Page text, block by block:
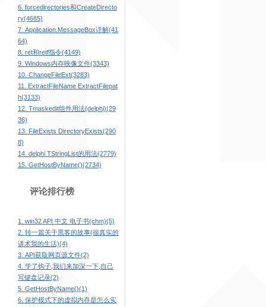
6. forcedirectories和CreateDirecto
ry(4685)
7. Application.MessageBox详解(41
64)
8. ret和retf指令(4149)
9. Windows内存映像文件(3343)
10. ChangeFileExt(3283)
11. ExtractFileName ExtractFilepat
h(3133)
12. Tmaskedit组件用法(delphi)(29
36)
13. FileExists DirectoryExists(290
8)
14. delphi TStringList的用法(2779)
15. GetHostByName()(2734)
评论排行榜
1. win32 API 中文 电子书(chm)(5)
2. 转一篇关于黑客的故事(很真实的
讲术我的生活)(4)
3. API获取网页源文件(2)
4. 学了钩子,我们来加深一下,自己
写键盘记录(2)
5. GetHostByName()(1)
6. 保护模式下的虚拟内存是怎么实